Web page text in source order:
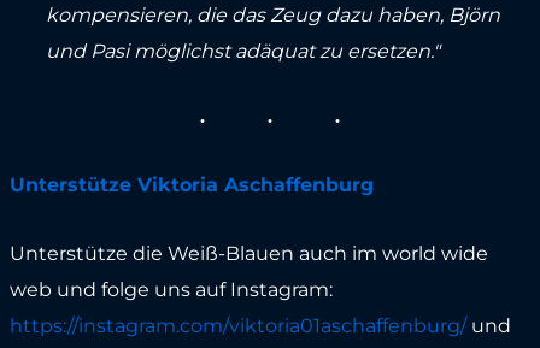
kompensieren, die das Zeug dazu haben, Björn
und Pasi möglichst adäquat zu ersetzen."
Unterstütze Viktoria Aschaffenburg
Unterstütze die Weiß-Blauen auch im world wide
web und folge uns auf Instagram:
https://instagram.com/viktoria01aschaffenburg/und